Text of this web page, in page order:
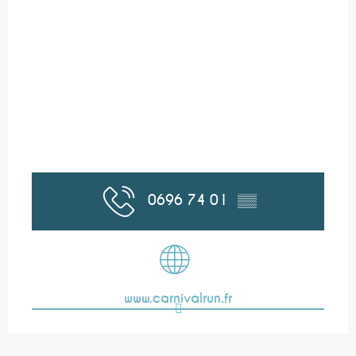
0696 74 01 ▒▒
www.carnivalrun.fr